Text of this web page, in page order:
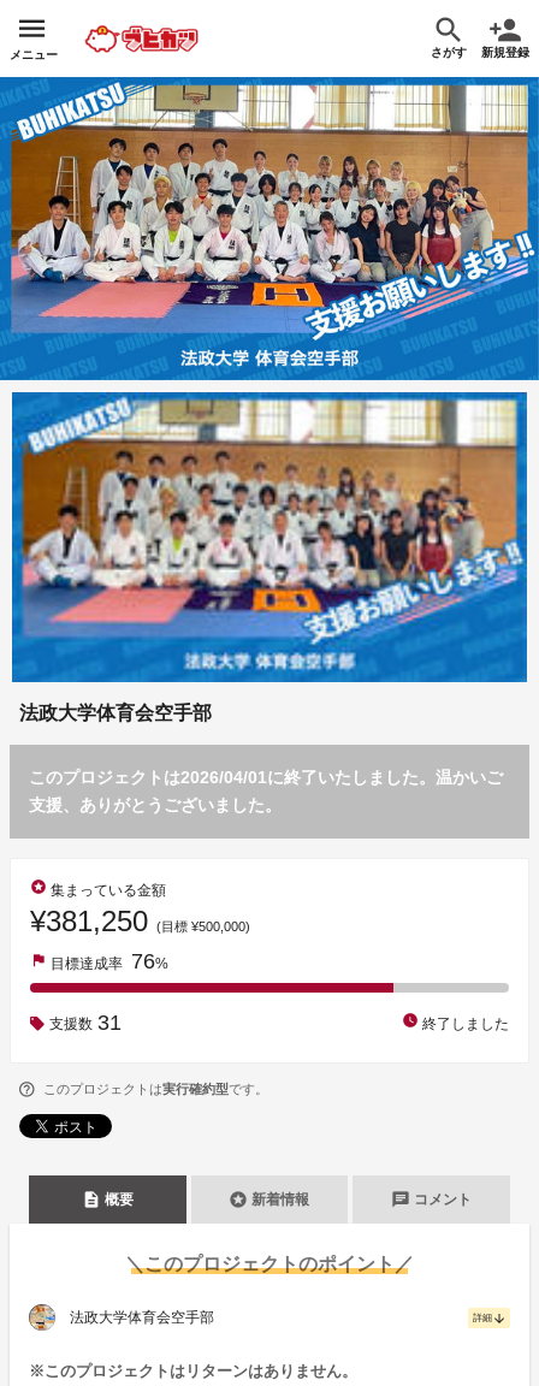
メニュー さがす 新規登録
法政大学体育会空手部
このプロジェクトは2026/04/01に終了いたしました。温かいご
支援、ありがとうございました。
stars 集まっている金額
¥381,250 (目標 ¥500,000)
flag 目標達成率 76%
支援数 31 watch_later 終了しました
このプロジェクトは実行確約型です。
description 概要 stars 新着情報 chat コメント
＼このプロジェクトのポイント／
法政大学体育会空手部 詳細 arrow_downward
※このプロジェクトはリターンはありません。